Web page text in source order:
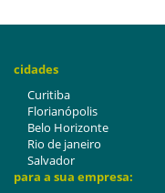
cidades
Curitiba
Florianópolis
Belo Horizonte
Rio de janeiro
Salvador
para a sua empresa: